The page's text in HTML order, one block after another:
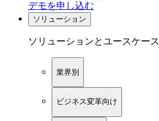
デモを申し込む
ソリューション
ソリューションとユースケース
業界別
ビジネス変革向け